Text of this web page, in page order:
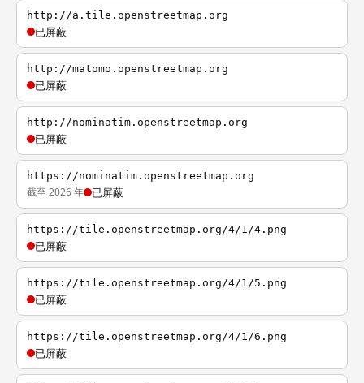
http://a.tile.openstreetmap.org
已屏蔽
http://matomo.openstreetmap.org
已屏蔽
http://nominatim.openstreetmap.org
已屏蔽
https://nominatim.openstreetmap.org
截至 2026 年 已屏蔽
https://tile.openstreetmap.org/4/1/4.png
已屏蔽
https://tile.openstreetmap.org/4/1/5.png
已屏蔽
https://tile.openstreetmap.org/4/1/6.png
已屏蔽